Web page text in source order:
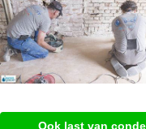
Ook last van